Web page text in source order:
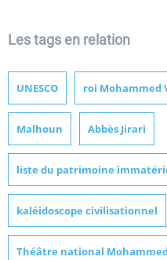
Les tags en relation
UNESCO roi Mohammed
Malhoun Abbès Jirari
liste du patrimoine
kaléidoscope civilisationnel
Théâtre national